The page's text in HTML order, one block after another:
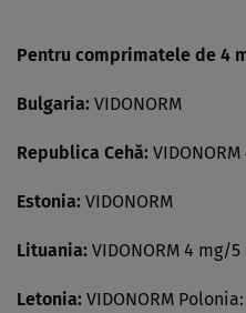
Pentru comprimatele de 4
Bulgaria: VIDONORM
Republica Cehă:
Estonia: VIDONORM
Lituania: VIDONORM 4 mg/
Letonia: VIDONORM Polonia: